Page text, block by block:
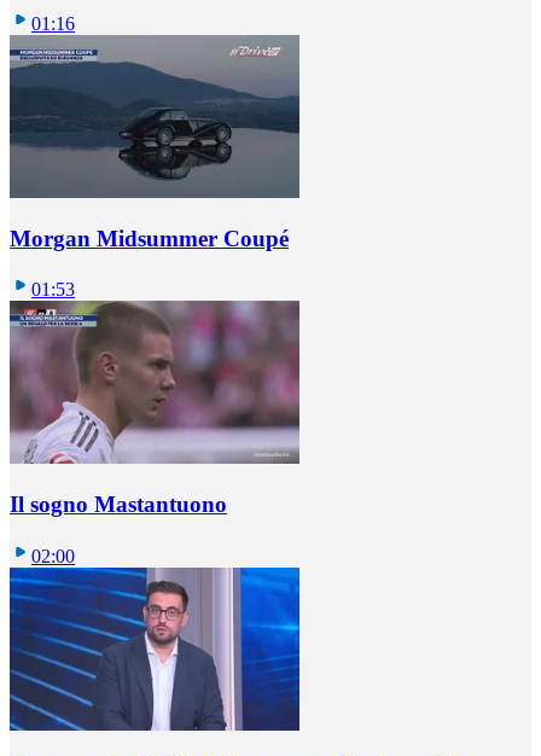
01:16
Morgan Midsummer Coupé
01:53
Il sogno Mastantuono
02:00